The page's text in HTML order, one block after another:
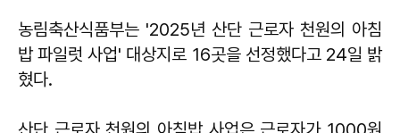
농림축산식품부는 '2025년 산단 근로자 천원의 아침
밥 파일럿 사업' 대상지로 16곳을 선정했다고 24일 밝
혔다.